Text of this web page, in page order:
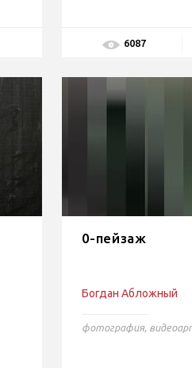
6087
0-пейзаж
Богдан Абложный
фотография,